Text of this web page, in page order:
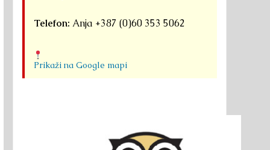
Telefon: Anja +387 (0)60 353 5062
Prikaži na Google mapi